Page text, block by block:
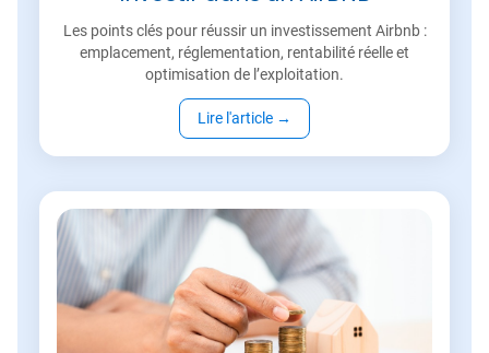
Les points clés pour réussir un investissement Airbnb :
emplacement, réglementation, rentabilité réelle et
optimisation de l’exploitation.
Lire l'article →